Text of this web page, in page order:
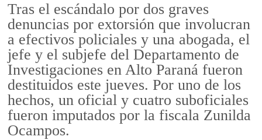
Tras el escándalo por dos graves
denuncias por extorsión que involucran
a efectivos policiales y una abogada, el
jefe y el subjefe del Departamento de
Investigaciones en Alto Paraná fueron
destituidos este jueves. Por uno de los
hechos, un oficial y cuatro suboficiales
fueron imputados por la fiscala Zunilda
Ocampos.